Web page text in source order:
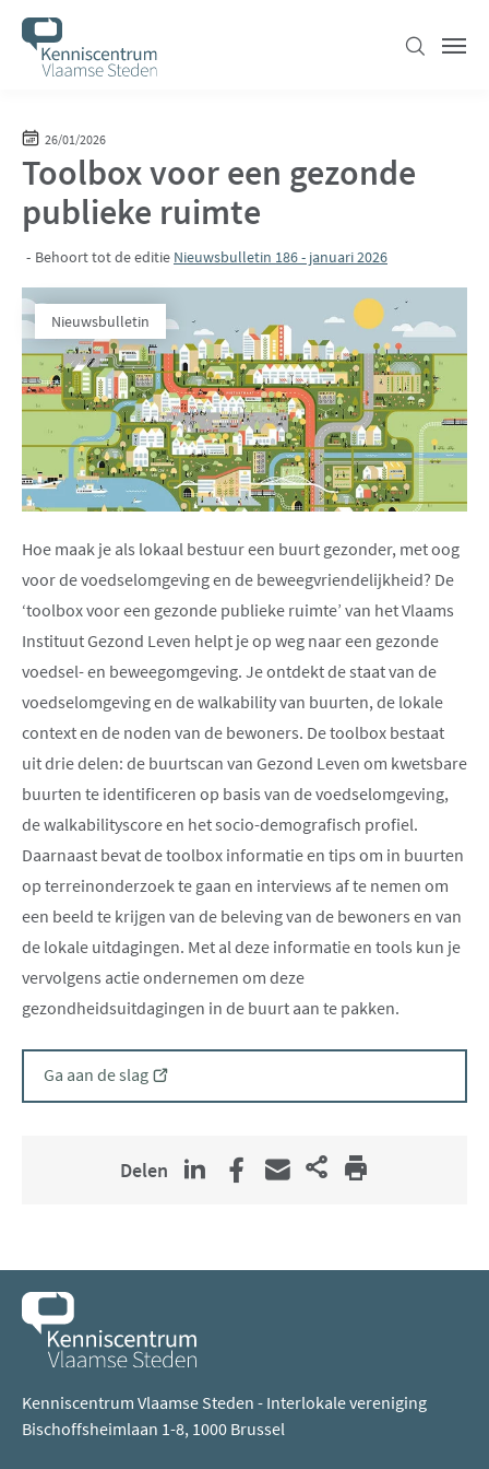
Overslaan
inhoud
gaan
Zoeken
26/01/2026
Toolbox voor een gezonde
publieke ruimte
Behoort tot de editie Nieuwsbulletin 186 - januari 2026
Nieuwsbulletin
Hoe maak je als lokaal bestuur een buurt gezonder, met oog
voor de voedselomgeving en de beweegvriendelijkheid? De
‘toolbox voor een gezonde publieke ruimte’ van het Vlaams
Instituut Gezond Leven helpt je op weg naar een gezonde
voedsel- en beweegomgeving. Je ontdekt de staat van de
voedselomgeving en de walkability van buurten, de lokale
context en de noden van de bewoners. De toolbox bestaat
uitdrie delen: de buurtscan van Gezond Leven om kwetsbare
buurten te identificeren op basis van de voedselomgeving,
de walkabilityscore en het socio-demografisch profiel.
Daarnaast bevat de toolbox informatie en tips om in buurten
op terreinonderzoek te gaan en interviews af te nemen om
een beeld te krijgen van de beleving van de bewoners en van
de lokale uitdagingen. Met al deze informatie en tools kun je
vervolgens actie ondernemen om deze
gezondheidsuitdagingen in de buurt aan te pakken.
Ga aan de slag
nieuw
Delen
Kenniscentrum Vlaamse Steden - Interlokale vereniging
Bischoffsheimlaan 1-8, 1000 Brussel